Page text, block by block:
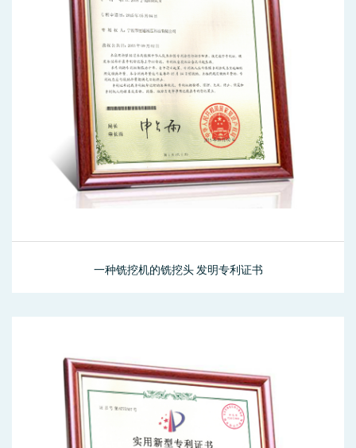
一种铣挖机的铣挖头 发明专利证书